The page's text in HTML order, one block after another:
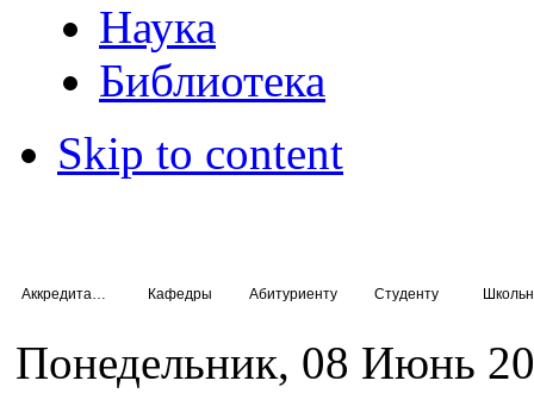
Наука
Библиотека
Skip to content
Кафедры Абитуриенту Студенту
Понедельник, 08 Июнь